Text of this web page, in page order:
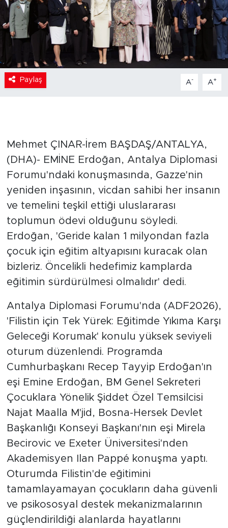
Paylaş A- A+
Mehmet ÇINAR-İrem BAŞDAŞ/ANTALYA,
(DHA)- EMİNE Erdoğan, Antalya Diplomasi
Forumu'ndaki konuşmasında, Gazze'nin
yeniden inşasının, vicdan sahibi her insanın
ve temelini teşkil ettiği uluslararası
toplumun ödevi olduğunu söyledi.
Erdoğan, 'Geride kalan 1 milyondan fazla
çocuk için eğitim altyapısını kuracak olan
bizleriz. Öncelikli hedefimiz kamplarda
eğitimin sürdürülmesi olmalıdır' dedi.
Antalya Diplomasi Forumu'nda (ADF2026),
'Filistin için Tek Yürek: Eğitimde Yıkıma Karşı
Geleceği Korumak' konulu yüksek seviyeli
oturum düzenlendi. Programda
Cumhurbaşkanı Recep Tayyip Erdoğan'ın
eşi Emine Erdoğan, BM Genel Sekreteri
Çocuklara Yönelik Şiddet Özel Temsilcisi
Najat Maalla M'jid, Bosna-Hersek Devlet
Başkanlığı Konseyi Başkanı'nın eşi Mirela
Becirovic ve Exeter Üniversitesi'nden
Akademisyen Ilan Pappé konuşma yaptı.
Oturumda Filistin'de eğitimini
tamamlayamayan çocukların daha güvenli
ve psikososyal destek mekanizmalarının
güçlendirildiği alanlarda hayatlarını